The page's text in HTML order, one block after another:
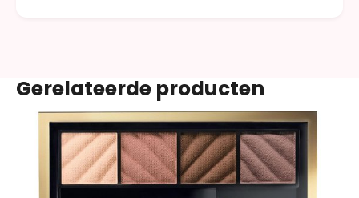
Gerelateerde producten